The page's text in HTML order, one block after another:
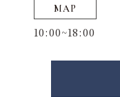
MAP
10:00~18:00